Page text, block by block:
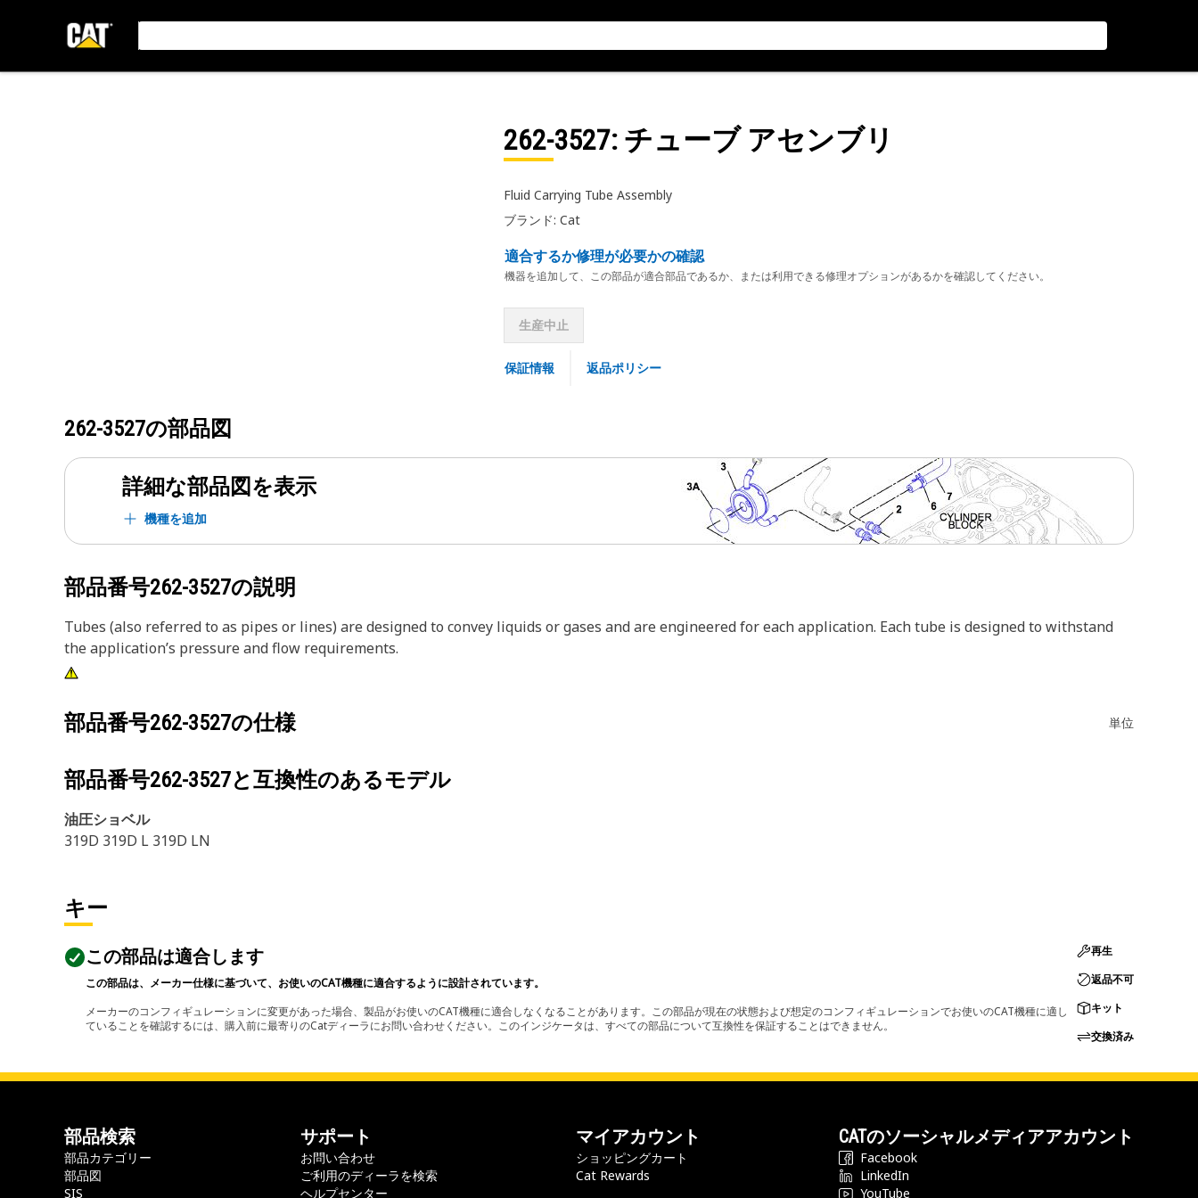
262-3527: チューブ アセンブリ
Fluid Carrying Tube Assembly
ブランド: Cat
適合するか修理が必要かの確認
機器を追加して、この部品が適合部品であるか、または利用できる修理オプションがあるかを確認してください。
生産中止
保証情報 返品ポリシー
262-3527の部品図
詳細な部品図を表示
機種を追加
部品番号262-3527の説明
Tubes (also referred to as pipes or lines) are designed to convey liquids or gases and are engineered for each application. Each tube is designed to withstand
the application’s pressure and flow requirements.
部品番号262-3527の仕様 単位
部品番号262-3527と互換性のあるモデル
油圧ショベル
319D 319D L 319D LN
キー
この部品は適合します
この部品は、メーカー仕様に基づいて、お使いのCAT機種に適合するように設計されています。
メーカーのコンフィギュレーションに変更があった場合、製品がお使いのCAT機種に適合しなくなることがあります。この部品が現在の状態および想定のコンフィギュレーションでお使いのCAT機種に適し
ていることを確認するには、購入前に最寄りのCatディーラにお問い合わせください。このインジケータは、すべての部品について互換性を保証することはできません。
再生
返品不可
キット
交換済み
部品検索
部品カテゴリー
部品図
SIS
サポート
お問い合わせ
ご利用のディーラを検索
ヘルプセンター
マイアカウント
ショッピングカート
Cat Rewards
CATのソーシャルメディアアカウント
Facebook
LinkedIn
YouTube